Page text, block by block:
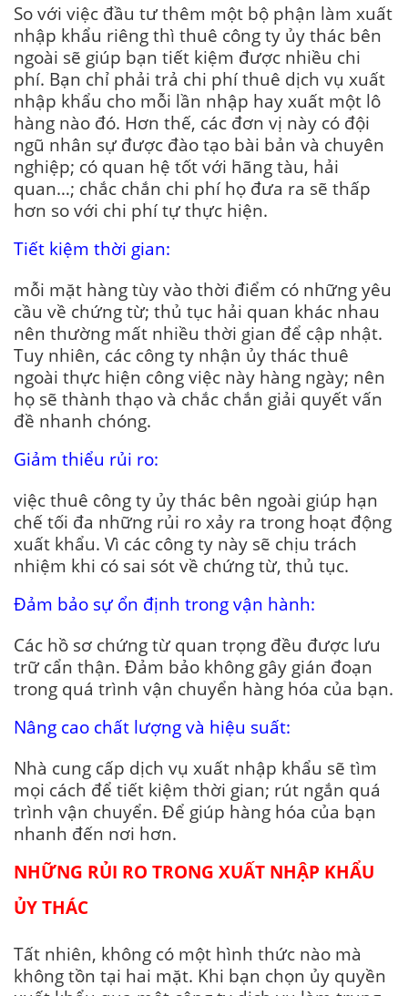
So với việc đầu tư thêm một bộ phận làm xuất
nhập khẩu riêng thì thuê công ty ủy thác bên
ngoài sẽ giúp bạn tiết kiệm được nhiều chi
phí. Bạn chỉ phải trả chi phí thuê dịch vụ xuất
nhập khẩu cho mỗi lần nhập hay xuất một lô
hàng nào đó. Hơn thế, các đơn vị này có đội
ngũ nhân sự được đào tạo bài bản và chuyên
nghiệp; có quan hệ tốt với hãng tàu, hải
quan…; chắc chắn chi phí họ đưa ra sẽ thấp
hơn so với chi phí tự thực hiện.
Tiết kiệm thời gian:
mỗi mặt hàng tùy vào thời điểm có những yêu
cầu về chứng từ; thủ tục hải quan khác nhau
nên thường mất nhiều thời gian để cập nhật.
Tuy nhiên, các công ty nhận ủy thác thuê
ngoài thực hiện công việc này hàng ngày; nên
họ sẽ thành thạo và chắc chắn giải quyết vấn
đề nhanh chóng.
Giảm thiểu rủi ro:
việc thuê công ty ủy thác bên ngoài giúp hạn
chế tối đa những rủi ro xảy ra trong hoạt động
xuất khẩu. Vì các công ty này sẽ chịu trách
nhiệm khi có sai sót về chứng từ, thủ tục.
Đảm bảo sự ổn định trong vận hành:
Các hồ sơ chứng từ quan trọng đều được lưu
trữ cẩn thận. Đảm bảo không gây gián đoạn
trong quá trình vận chuyển hàng hóa của bạn.
Nâng cao chất lượng và hiệu suất:
Nhà cung cấp dịch vụ xuất nhập khẩu sẽ tìm
mọi cách để tiết kiệm thời gian; rút ngắn quá
trình vận chuyển. Để giúp hàng hóa của bạn
nhanh đến nơi hơn.
NHỮNG RỦI RO TRONG XUẤT NHẬP KHẨU
ỦY THÁC
Tất nhiên, không có một hình thức nào mà
không tồn tại hai mặt. Khi bạn chọn ủy quyền